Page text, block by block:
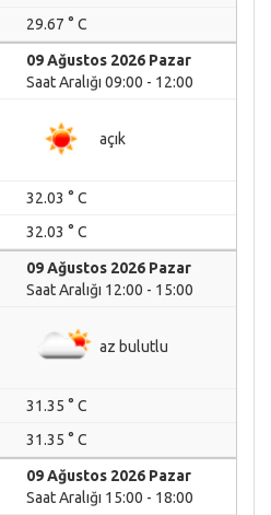
29.67 ° C
09 Ağustos 2026 Pazar
Saat Aralığı 09:00 - 12:00
açık
32.03 ° C
32.03 ° C
09 Ağustos 2026 Pazar
Saat Aralığı 12:00 - 15:00
az bulutlu
31.35 ° C
31.35 ° C
09 Ağustos 2026 Pazar
Saat Aralığı 15:00 - 18:00